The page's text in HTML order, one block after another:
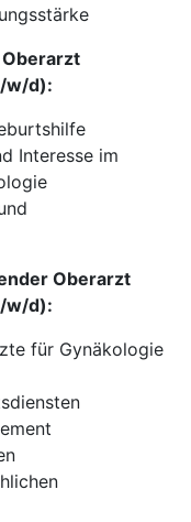
w/d):
Interesse im
Oberarzt
w/d):
für Gynäkologie